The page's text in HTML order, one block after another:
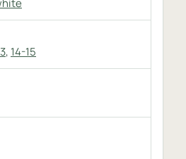
, 14-15